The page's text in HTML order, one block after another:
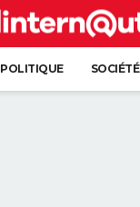
POLITIQUE SOCIÉTÉ